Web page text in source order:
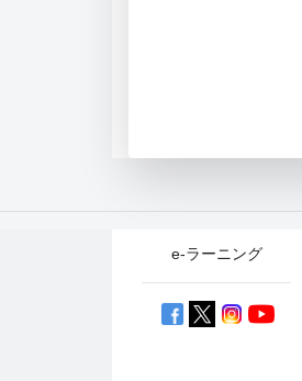
e-ラーニング